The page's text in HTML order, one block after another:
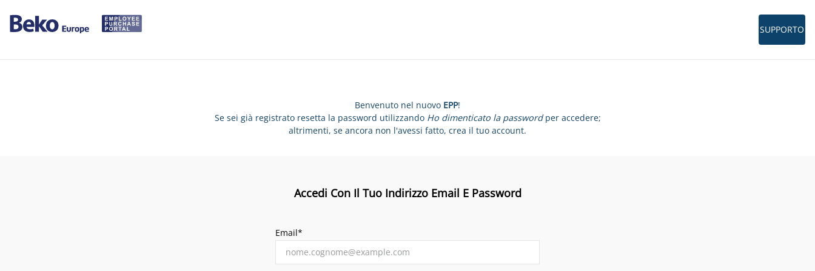
SUPPORTO
Benvenuto nel nuovo EPP!
Se sei già registrato resetta la password utilizzando Ho dimenticato la passwordper accedere;
altrimenti, se ancora non l'avessi fatto, crea il tuo account.
Accedi Con Il Tuo Indirizzo Email E Password
Email*